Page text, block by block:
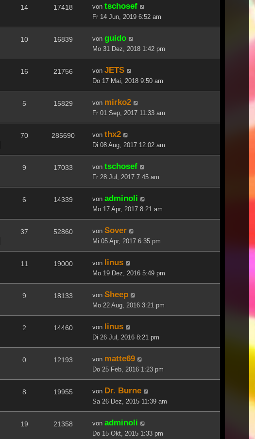
14 17418 von tschosef
Fr 14 Jun, 2019 6:52 am
10 16839 von guido
Mo 31 Dez, 2018 1:42 pm
16 21756 von JETS
Do 17 Mai, 2018 9:50 am
5 15829 von mirko2
Fr 01 Sep, 2017 11:33 am
70 285690 von thx2
Di 08 Aug, 2017 12:02 am
9 17033 von tschosef
Fr 28 Jul, 2017 7:45 am
6 14339 von adminoli
Mo 17 Apr, 2017 8:21 am
37 52860 von Sover
Mi 05 Apr, 2017 6:35 pm
11 19000 von linus
Mo 19 Dez, 2016 5:49 pm
9 18133 von Sheep
Mo 22 Aug, 2016 3:21 pm
2 14460 von linus
Di 26 Jul, 2016 8:21 pm
0 12193 von matte69
Do 25 Feb, 2016 1:23 pm
8 19955 von Dr. Burne
Sa 26 Dez, 2015 11:39 am
19 21358 von adminoli
Do 15 Okt, 2015 1:33 pm